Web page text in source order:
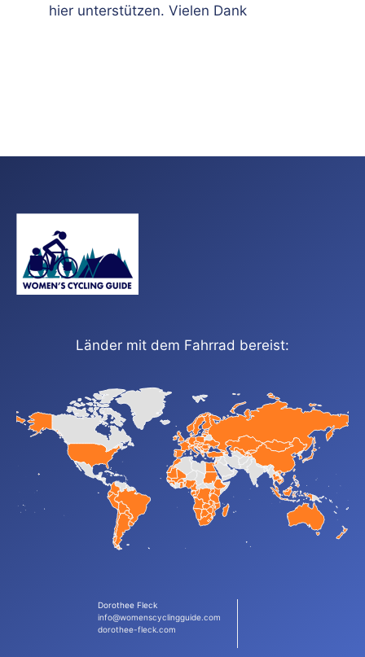
hier unterstützen. Vielen Dank
Länder mit dem Fahrrad bereist:
Dorothee Fleck
info@womenscyclingguide.com
dorothee-fleck.com